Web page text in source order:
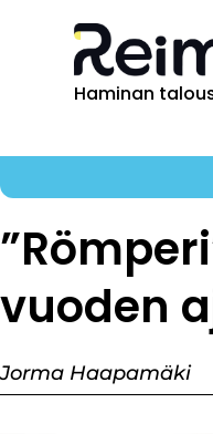
Haminan
vuoden
Jorma Haapamäki